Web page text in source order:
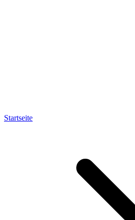
Startseite